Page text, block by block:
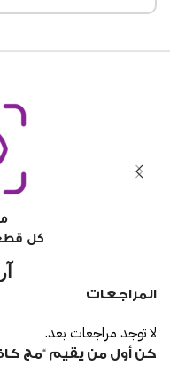
كل
المراجعات
لا توجد مراجعات بعد.
كن أول من يقيم “مج كافية